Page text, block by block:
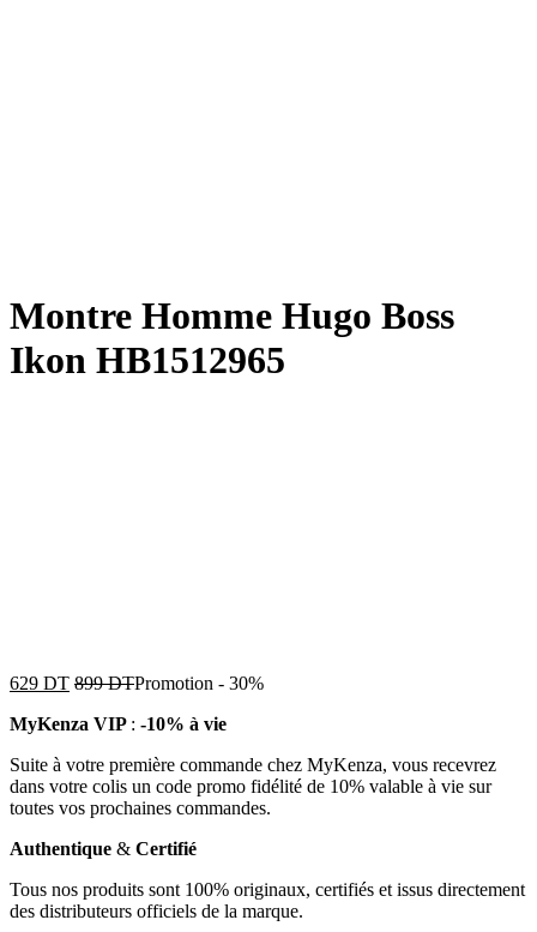
Montre Homme Hugo Boss
Ikon HB1512965
629 DT 899DTPromotion - 30%
MyKenza VIP : -10% à vie
Suite à votre première commande chez MyKenza, vous recevrez
dans votre colis un code promo fidélité de 10% valable à vie sur
toutes vos prochaines commandes.
Authentique & Certifié
Tous nos produits sont 100% originaux, certifiés et issus directement
des distributeurs officiels de la marque.